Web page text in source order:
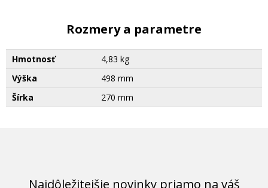
Rozmery a parametre
Hmotnosť
4,83 kg
Výška
498 mm
Šírka
270 mm
Najdôležitejšie novinky priamo na váš